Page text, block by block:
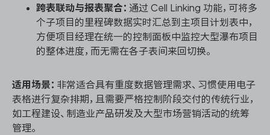
跨表联动与报表聚合： 通过 Cell Linking 功能，可将多
个子项目的里程碑数据实时汇总到主项目计划表中，
方便项目经理在统一的控制面板中监控大型瀑布项目
的整体进度，而无需在各子表间来回切换。
适用场景： 非常适合具有重度数据管理需求、习惯使用电子
表格进行复杂排期，且需要严格控制阶段交付的传统行业，
如工程建设、制造业产品研发及大型市场营销活动的统筹
管理。